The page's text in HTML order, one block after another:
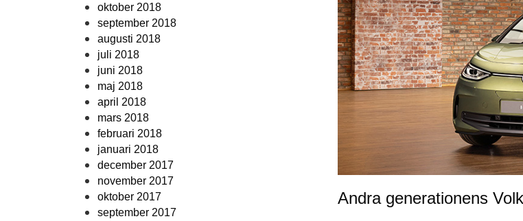
oktober 2018
september 2018
augusti 2018
juli 2018
juni 2018
maj 2018
april 2018
mars 2018
februari 2018
januari 2018
december 2017
november 2017
oktober 2017
september 2017
Andra generationens